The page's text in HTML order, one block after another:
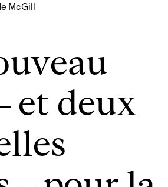
McGill
et deux